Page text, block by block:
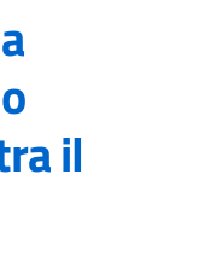
il